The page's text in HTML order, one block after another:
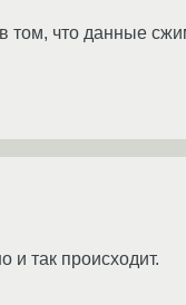
том, что данные
и так происходит.